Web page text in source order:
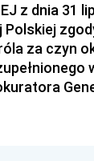
z dnia 31
za czyn